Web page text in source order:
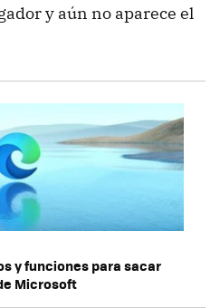
y aún no aparece el
y funciones para sacar
Microsoft